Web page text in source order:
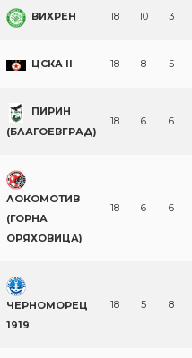
ВИХРЕН 18 10 3
ЦСКА II 18 8 5
ПИРИН
(БЛАГОЕВГРАД)
18 6 6
ЛОКОМОТИВ
(ГОРНА
ОРЯХОВИЦА)
18 6 6
ЧЕРНОМОРЕЦ
1919
18 5 8